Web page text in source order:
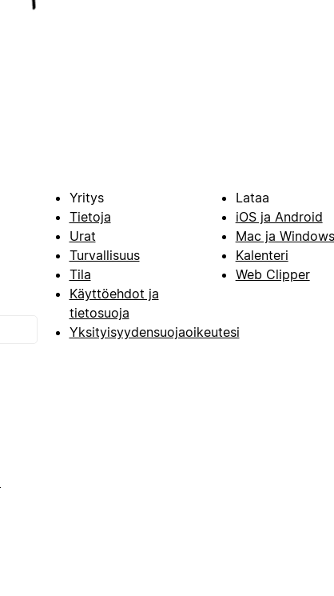
Yritys
Tietoja
Urat
Turvallisuus
Tila
Käyttöehdot ja
tietosuoja
Yksityisyydensuojaoikeutesi
Lataa
iOS ja Android
Mac ja Windows
Kalenteri
Web Clipper